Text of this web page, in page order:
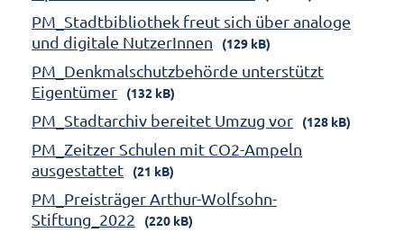
PM_Stadtbibliothek freut sich über analoge
und digitale NutzerInnen
(129 kB)
PM_Denkmalschutzbehörde unterstützt
Eigentümer
(132 kB)
PM_Stadtarchiv bereitet Umzug vor (128 kB)
PM_Zeitzer Schulen mit CO2-Ampeln
ausgestattet
(21 kB)
PM_Preisträger Arthur-Wolfsohn-
Stiftung_2022
(220 kB)